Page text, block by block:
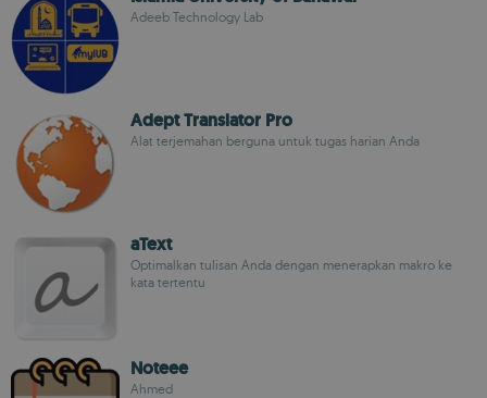
Adeeb Technology Lab
Adept Translator Pro
Alat terjemahan berguna untuk tugas harian Anda
aText
Optimalkan tulisan Anda dengan menerapkan makro ke
kata tertentu
Noteee
Ahmed